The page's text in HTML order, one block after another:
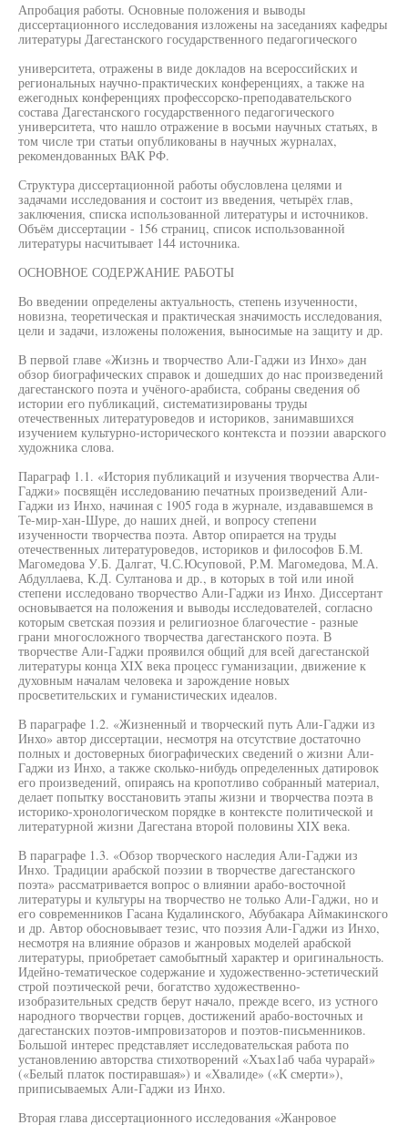
Апробация работы. Основные положения и выводы
диссертационного исследования изложены на заседаниях кафедры
литературы Дагестанского государственного педагогического
университета, отражены в виде докладов на всероссийских и
региональных научно-практических конференциях, а также на
ежегодных конференциях профессорско-преподавательского
состава Дагестанского государственного педагогического
университета, что нашло отражение в восьми научных статьях, в
том числе три статьи опубликованы в научных журналах,
рекомендованных ВАК РФ.
Структура диссертационной работы обусловлена целями и
задачами исследования и состоит из введения, четырёх глав,
заключения, списка использованной литературы и источников.
Объём диссертации - 156 страниц, список использованной
литературы насчитывает 144 источника.
ОСНОВНОЕ СОДЕРЖАНИЕ РАБОТЫ
Во введении определены актуальность, степень изученности,
новизна, теоретическая и практическая значимость исследования,
цели и задачи, изложены положения, выносимые на защиту и др.
В первой главе «Жизнь и творчество Али-Гаджи из Инхо» дан
обзор биографических справок и дошедших до нас произведений
дагестанского поэта и учёного-арабиста, собраны сведения об
истории его публикаций, систематизированы труды
отечественных литературоведов и историков, занимавшихся
изучением культурно-исторического контекста и поэзии аварского
художника слова.
Параграф 1.1. «История публикаций и изучения творчества Али-
Гаджи» посвящён исследованию печатных произведений Али-
Гаджи из Инхо, начиная с 1905 года в журнале, издававшемся в
Те-мир-хан-Шуре, до наших дней, и вопросу степени
изученности творчества поэта. Автор опирается на труды
отечественных литературоведов, историков и философов Б.М.
Магомедова У.Б. Далгат, Ч.С.Юсуповой, P.M. Магомедова, М.А.
Абдуллаева, К.Д. Султанова и др., в которых в той или иной
степени исследовано творчество Али-Гаджи из Инхо. Диссертант
основывается на положения и выводы исследователей, согласно
которым светская поэзия и религиозное благочестие - разные
грани многосложного творчества дагестанского поэта. В
творчестве Али-Гаджи проявился общий для всей дагестанской
литературы конца XIX века процесс гуманизации, движение к
духовным началам человека и зарождение новых
просветительских и гуманистических идеалов.
В параграфе 1.2. «Жизненный и творческий путь Али-Гаджи из
Инхо» автор диссертации, несмотря на отсутствие достаточно
полных и достоверных биографических сведений о жизни Али-
Гаджи из Инхо, а также сколько-нибудь определенных датировок
его произведений, опираясь на кропотливо собранный материал,
делает попытку восстановить этапы жизни и творчества поэта в
историко-хронологическом порядке в контексте политической и
литературной жизни Дагестана второй половины XIX века.
В параграфе 1.3. «Обзор творческого наследия Али-Гаджи из
Инхо. Традиции арабской поэзии в творчестве дагестанского
поэта» рассматривается вопрос о влиянии арабо-восточной
литературы и культуры на творчество не только Али-Гаджи, но и
его современников Гасана Кудалинского, Абубакара Аймакинского
и др. Автор обосновывает тезис, что поэзия Али-Гаджи из Инхо,
несмотря на влияние образов и жанровых моделей арабской
литературы, приобретает самобытный характер и оригинальность.
Идейно-тематическое содержание и художественно-эстетический
строй поэтической речи, богатство художественно-
изобразительных средств берут начало, прежде всего, из устного
народного творчестви горцев, достижений арабо-восточных и
дагестанских поэтов-импровизаторов и поэтов-письменников.
Большой интерес представляет исследовательская работа по
установлению авторства стихотворений «Хъах1аб чаба чурарай»
(«Белый платок постиравшая») и «Хвалиде» («К смерти»),
приписываемых Али-Гаджи из Инхо.
Вторая глава диссертационного исследования «Жанровое